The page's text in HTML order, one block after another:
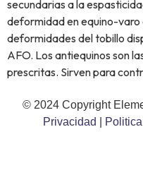
secundarias a la
deformidad en equino-varo
deformidades del tobillo
AFO. Los antiequinos son
prescritas. Sirven para
© 2024 Copyright
Privacidad